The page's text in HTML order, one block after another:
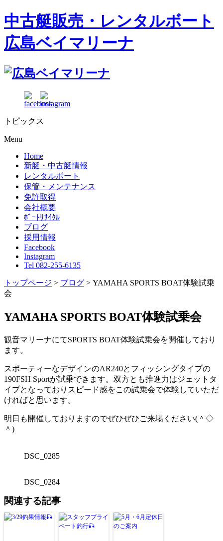
中古艇販売・レンタルボート
広島ベイマリーナ
トピックス
Menu
Home
新艇・中古艇情報
レンタルボート
保管・メンテナンス
免許取得
会社概要
ﾎﾞｰﾄﾘｻｲｸﾙ
ブログ
採用情報
Facebook
Instagram
Tel 082-255-6135
トップページ > ブログ > YAMAHA SPORTS BOAT体験試乗
会
YAMAHA SPORTS BOAT体験試乗会
観音マリーナにてSPORTS BOAT体験試乗会を開催しており
ます。
スポーティーなデザインのAR240とフィッシングタイプの
190FSH Sportが試乗できます。双方とも推進力はジェットタ
イプとなっておりスピード感をこの試乗会で体験していただ
ければと思います。
明日も開催しておりますのでぜひぜひご来場ください(＾◇
＾)
DSC_0285
DSC_0284
関連する記事